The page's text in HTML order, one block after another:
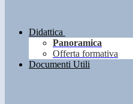
Didattica
Panoramica
Offerta formativa
Documenti Utili